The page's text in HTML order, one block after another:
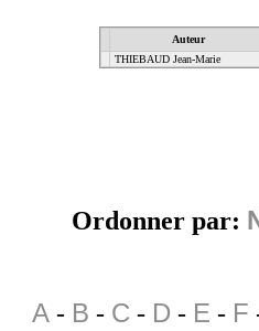
Auteur
THIEBAUD Jean-Marie
Ordonner par:
A- B - C - D - E - F